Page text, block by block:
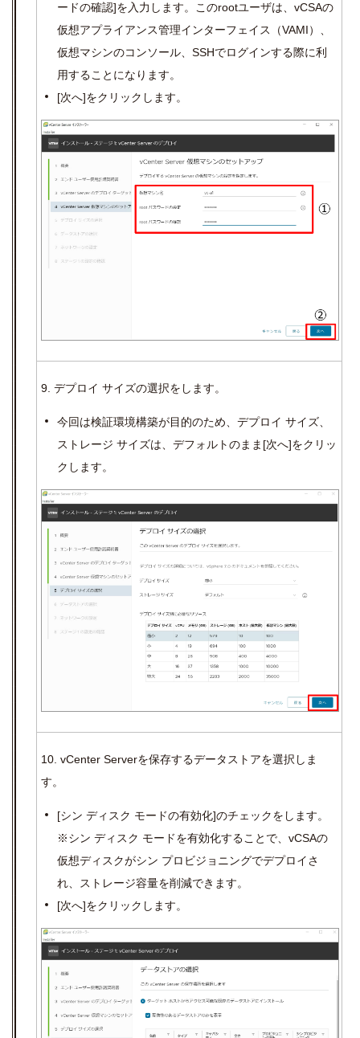
ードの確認]を入力します。このrootユーザは、 vCSAの
仮想アプライアンス管理インターフェイス（VAMI）、
仮想マシンのコンソール、 SSHでログインする際に利
用することになります。
[次へ]をクリックします。
9. デプロイ サイズの選択をします。
今回は検証環境構築が目的のため、デプロイ サイズ、
ストレージ サイズは、デフォルトのまま [次へ]をクリッ
クします。
10. vCenter Serverを保存するデータストアを選択しま
す。
[シン ディスク モードの有効化]のチェックをします。
※シン ディスク モードを有効化することで、 vCSAの
仮想ディスクがシン プロビジョニングでデプロイさ
れ、ストレージ容量を削減できます。
[次へ]をクリックします。